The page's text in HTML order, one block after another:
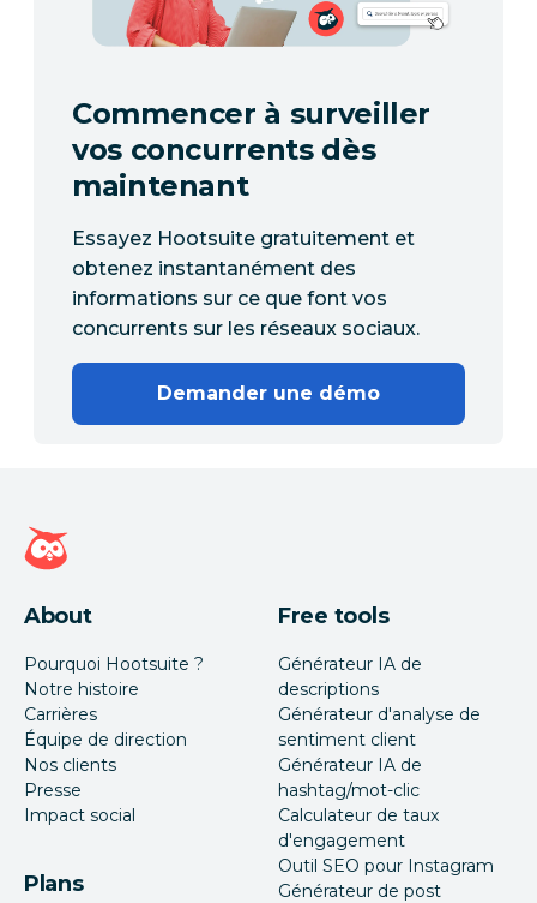
Commencer à surveiller
vos concurrents dès
maintenant
Essayez Hootsuite gratuitement et
obtenez instantanément des
informations sur ce que font vos
concurrents sur les réseaux sociaux.
Demander une démo
Page d'accueil Hootsuite
About
Pourquoi Hootsuite ?
Notre histoire
Carrières
Équipe de direction
Nos clients
Presse
Impact social
Plans
Free tools
Générateur IA de
descriptions
Générateur d'analyse de
sentiment client
Générateur IA de
hashtag/mot-clic
Calculateur de taux
d'engagement
Outil SEO pour Instagram
Générateur de post